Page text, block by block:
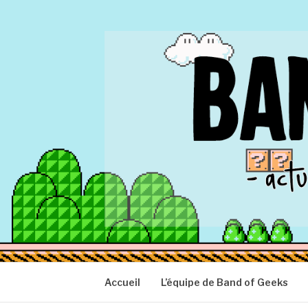
BAND OF
Actu Geek d'hier et d'aujourd'hui
Accueil L’équipe de Band of Geeks